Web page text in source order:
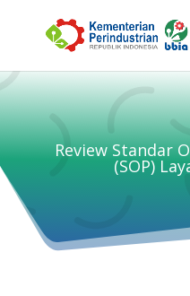
Review Standar
(SOP)